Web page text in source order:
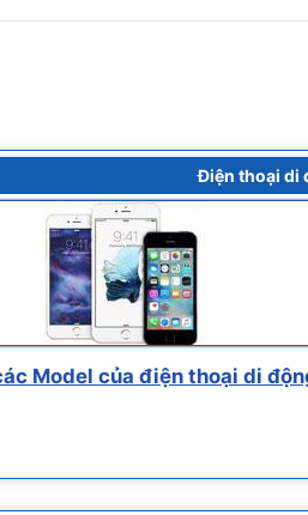
Điện thoại di
Model của điện thoại di